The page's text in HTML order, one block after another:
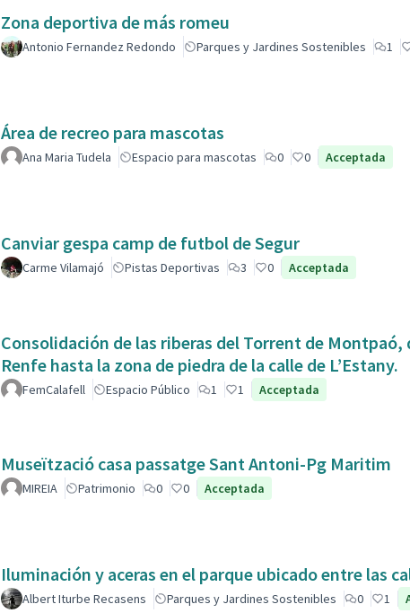
Zona deportiva de más romeu
Antonio Fernandez Redondo Parques y Jardines Sostenibles 1
Área de recreo para mascotas
Ana Maria Tudela Espacio para mascotas 0 0 Acceptada
Canviar gespa camp de futbol de Segur
Carme Vilamajó Pistas Deportivas 3 0 Acceptada
Consolidación de las riberas del Torrent de Montpaó,
Renfe hasta la zona de piedra de la calle de L’Estany.
FemCalafell Espacio Público 1 1 Acceptada
Museïtzació casa passatge Sant Antoni-Pg Maritim
MIREIA Patrimonio 0 0 Acceptada
Iluminación y aceras en el parque ubicado entre las
Albert Iturbe Recasens Parques y Jardines Sostenibles 0 1